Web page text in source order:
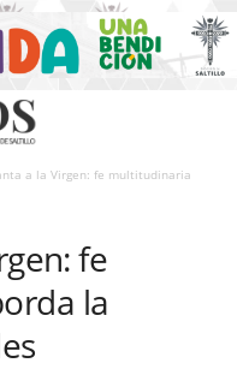
a la Virgen: fe multitudinaria
fe
la